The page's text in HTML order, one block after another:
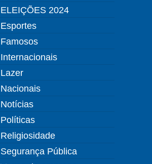
ELEIÇÕES 2024
Esportes
Famosos
Internacionais
Lazer
Nacionais
Notícias
Políticas
Religiosidade
Segurança Pública